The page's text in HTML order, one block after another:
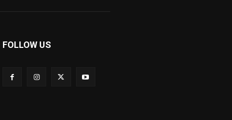
FOLLOW US